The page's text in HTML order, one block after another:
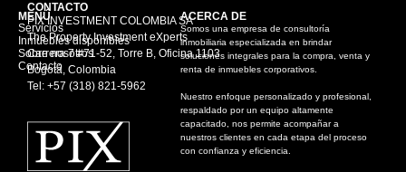
MENÚ
Servicios
Inmuebles disponibles
Sobre nosotros
Contacto
ACERCA DE
Somos una empresa de consultoría
inmobiliaria especializada en brindar
soluciones integrales para la compra, venta y
renta de inmuebles corporativos.
Nuestro enfoque personalizado y profesional,
respaldado por un equipo altamente
capacitado, nos permite acompañar a
nuestros clientes en cada etapa del proceso
con confianza y eficiencia.
CONTACTO
PIX INVESTMENT COLOMBIA SA
The Property Investment eXperts
Carrera 7 #71-52, Torre B, Oficina 1103
Bogotá, Colombia
Tel: +57 (318) 821-5962